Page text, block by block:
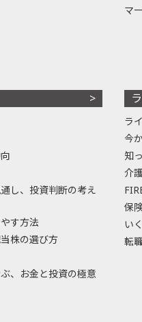
マ
し、投資判断の考え
す方法
株の選び方
、お金と投資の極意
ラ
今
知
介
保
い
転